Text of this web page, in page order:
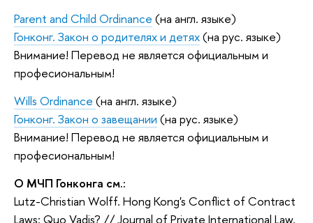
Parent and Child Ordinance (на англ. языке)
Гонконг. Закон о родителях и детях(на рус. языке)
Внимание! Перевод не является официальным и
професиональным!
Wills Ordinance (на англ. языке)
Гонконг. Закон о завещании (на рус. языке)
Внимание! Перевод не является официальным и
професиональным!
О МЧП Гонконга см.:
Lutz-Christian Wolff. Hong Kong's Conflict of Contract
Laws: Quo Vadis? // Journal of Private International Law,